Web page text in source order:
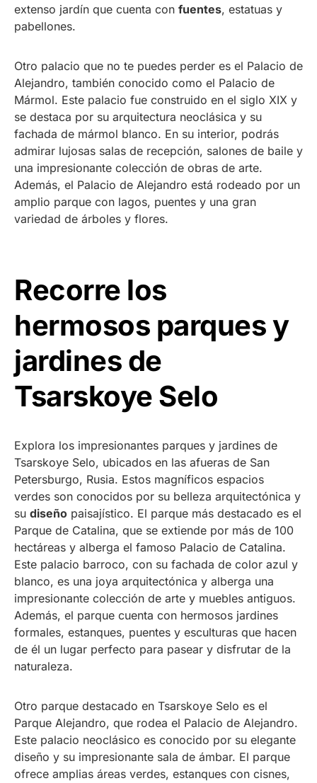
extenso jardín que cuenta con fuentes, estatuas y
pabellones.
Otro palacio que no te puedes perder es el Palacio de
Alejandro, también conocido como el Palacio de
Mármol. Este palacio fue construido en el siglo XIX y
se destaca por su arquitectura neoclásica y su
fachada de mármol blanco. En su interior, podrás
admirar lujosas salas de recepción, salones de baile y
una impresionante colección de obras de arte.
Además, el Palacio de Alejandro está rodeado por un
amplio parque con lagos, puentes y una gran
variedad de árboles y flores.
Recorre los
hermosos parques y
jardines de
Tsarskoye Selo
Explora los impresionantes parques y jardines de
Tsarskoye Selo, ubicados en las afueras de San
Petersburgo, Rusia. Estos magníficos espacios
verdes son conocidos por su belleza arquitectónica y
su diseño paisajístico. El parque más destacado es el
Parque de Catalina, que se extiende por más de 100
hectáreas y alberga el famoso Palacio de Catalina.
Este palacio barroco, con su fachada de color azul y
blanco, es una joya arquitectónica y alberga una
impresionante colección de arte y muebles antiguos.
Además, el parque cuenta con hermosos jardines
formales, estanques, puentes y esculturas que hacen
de él un lugar perfecto para pasear y disfrutar de la
naturaleza.
Otro parque destacado en Tsarskoye Selo es el
Parque Alejandro, que rodea el Palacio de Alejandro.
Este palacio neoclásico es conocido por su elegante
diseño y su impresionante sala de ámbar. El parque
ofrece amplias áreas verdes, estanques con cisnes,